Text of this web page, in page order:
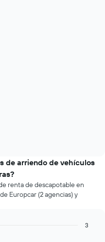
de arriendo de vehículos
renta de descapotable en
Europcar (2 agencias) y
3